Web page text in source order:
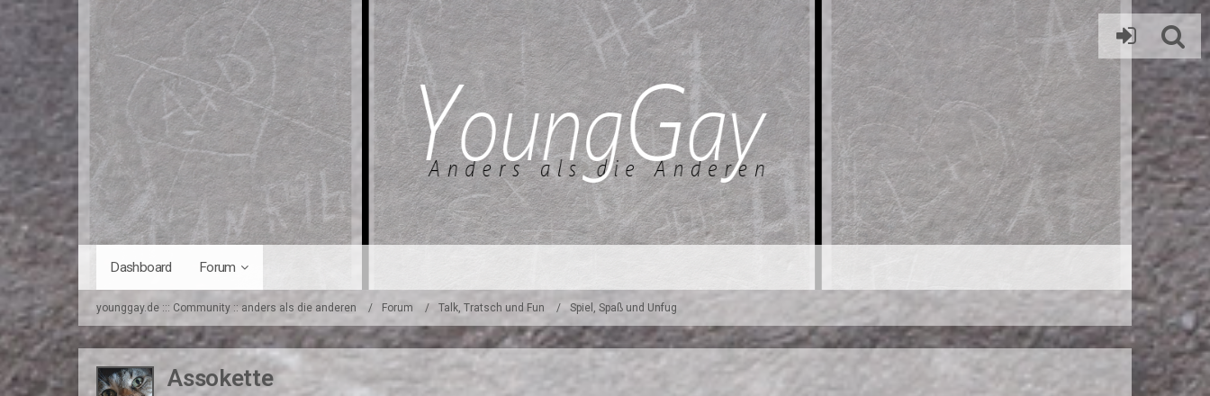
Dashboard Forum
younggay.de ::: Community :: anders als die anderen Forum Talk, Tratsch und Fun Spiel, Spaß und Unfug
Assokette